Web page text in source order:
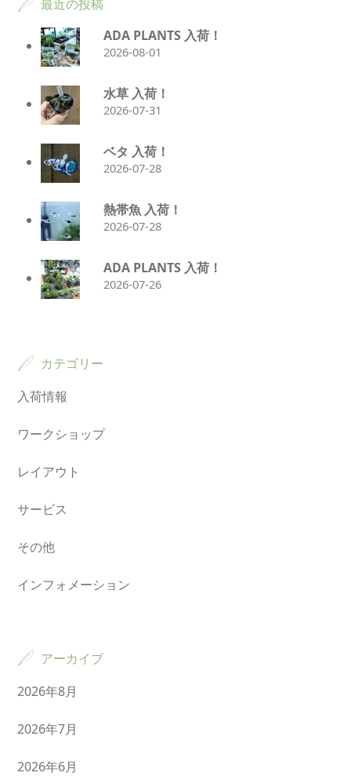
最近の投稿
ADA PLANTS 入荷！
2026-08-01
水草 入荷！
2026-07-31
ベタ 入荷！
2026-07-28
熱帯魚 入荷！
2026-07-28
ADA PLANTS 入荷！
2026-07-26
カテゴリー
入荷情報
ワークショップ
レイアウト
サービス
その他
インフォメーション
アーカイブ
2026年8月
2026年7月
2026年6月